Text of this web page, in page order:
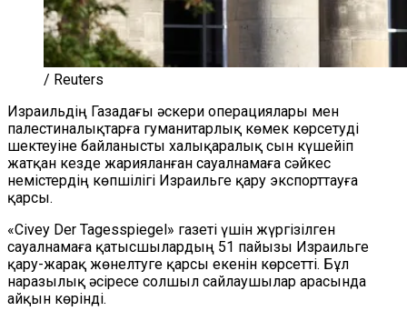
/ Reuters
Израильдің Газадағы әскери операциялары мен
палестиналықтарға гуманитарлық көмек көрсетуді
шектеуіне байланысты халықаралық сын күшейіп
жатқан кезде жарияланған сауалнамаға сәйкес
немістердің көпшілігі Израильге қару экспорттауға
қарсы.
«Civey Der Tagesspiegel» газеті үшін жүргізілген
сауалнамаға қатысшылардың 51 пайызы Израильге
қару-жарақ жөнелтуге қарсы екенін көрсетті. Бұл
наразылық әсіресе солшыл сайлаушылар арасында
айқын көрінді.